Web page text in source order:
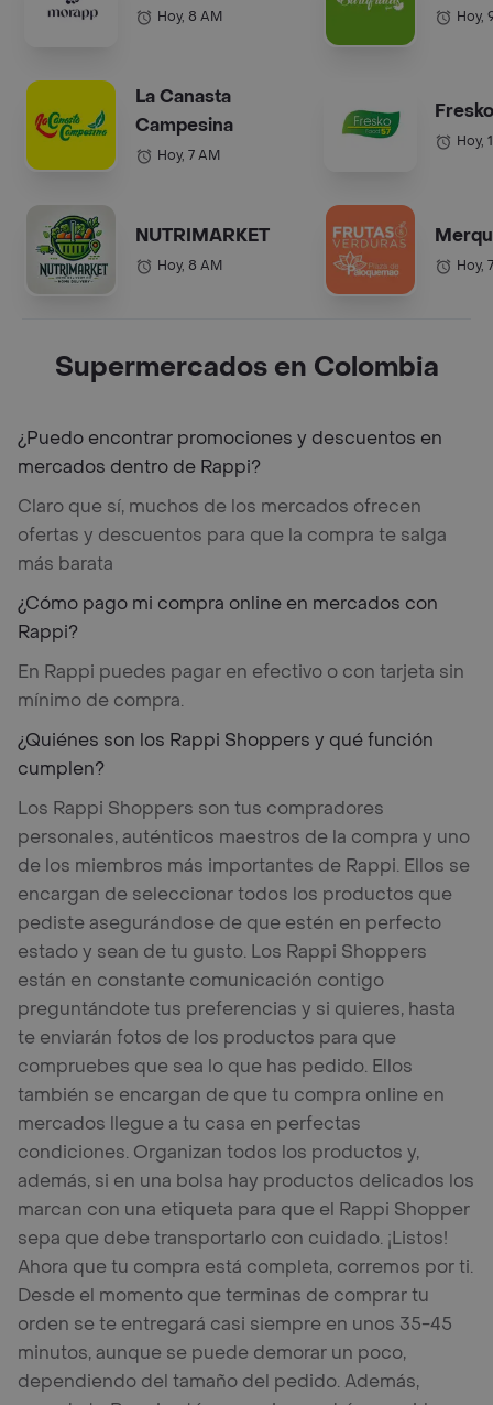
Hoy, 8 AM
La Canasta
Campesina
Hoy, 7 AM
NUTRIMARKET
Hoy, 8 AM
Hoy,
Hoy,
Hoy,
Supermercados en Colombia
¿Puedo encontrar promociones y descuentos en
mercados dentro de Rappi?
Claro que sí, muchos de los mercados ofrecen
ofertas y descuentos para que la compra te salga
más barata
¿Cómo pago mi compra online en mercados con
Rappi?
En Rappi puedes pagar en efectivo o con tarjeta sin
mínimo de compra.
¿Quiénes son los Rappi Shoppers y qué función
cumplen?
Los Rappi Shoppers son tus compradores
personales, auténticos maestros de la compra y uno
de los miembros más importantes de Rappi. Ellos se
encargan de seleccionar todos los productos que
pediste asegurándose de que estén en perfecto
estado y sean de tu gusto. Los Rappi Shoppers
están en constante comunicación contigo
preguntándote tus preferencias y si quieres, hasta
te enviarán fotos de los productos para que
compruebes que sea lo que has pedido. Ellos
también se encargan de que tu compra online en
mercados llegue a tu casa en perfectas
condiciones. Organizan todos los productos y,
además, si en una bolsa hay productos delicados los
marcan con una etiqueta para que el Rappi Shopper
sepa que debe transportarlo con cuidado. ¡Listos!
Ahora que tu compra está completa, corremos por ti.
Desde el momento que terminas de comprar tu
orden se te entregará casi siempre en unos 35-45
minutos, aunque se puede demorar un poco,
dependiendo del tamaño del pedido. Además,